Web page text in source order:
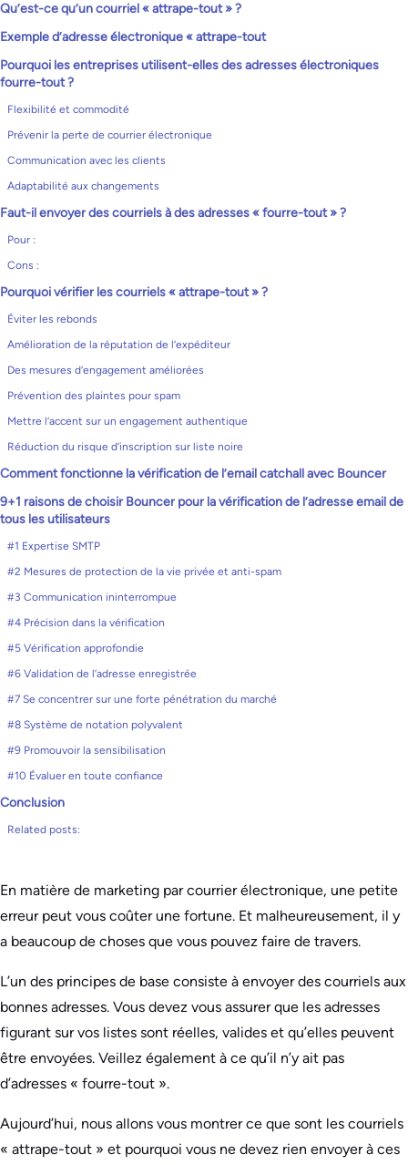
Qu’est-ce qu’un courriel « attrape-tout » ?
Exemple d’adresse électronique « attrape-tout
Pourquoi les entreprises utilisent-elles des adresses électroniques
fourre-tout ?
Flexibilité et commodité
Prévenir la perte de courrier électronique
Communication avec les clients
Adaptabilité aux changements
Faut-il envoyer des courriels à des adresses « fourre-tout » ?
Pour :
Cons :
Pourquoi vérifier les courriels « attrape-tout » ?
Éviter les rebonds
Amélioration de la réputation de l’expéditeur
Des mesures d’engagement améliorées
Prévention des plaintes pour spam
Mettre l’accent sur un engagement authentique
Réduction du risque d’inscription sur liste noire
Comment fonctionne la vérification de l’email catchall avec Bouncer
9+1 raisons de choisir Bouncer pour la vérification de l’adresse email de
tous les utilisateurs
#1 Expertise SMTP
#2 Mesures de protection de la vie privée et anti-spam
#3 Communication ininterrompue
#4 Précision dans la vérification
#5 Vérification approfondie
#6 Validation de l’adresse enregistrée
#7 Se concentrer sur une forte pénétration du marché
#8 Système de notation polyvalent
#9 Promouvoir la sensibilisation
#10 Évaluer en toute confiance
Conclusion
Related posts:
En matière de marketing par courrier électronique, une petite
erreur peut vous coûter une fortune. Et malheureusement, il y
a beaucoup de choses que vous pouvez faire de travers.
L’un des principes de base consiste à envoyer des courriels aux
bonnes adresses. Vous devez vous assurer que les adresses
figurant sur vos listes sont réelles, valides et qu’elles peuvent
être envoyées. Veillez également à ce qu’il n’y ait pas
d’adresses « fourre-tout ».
Aujourd’hui, nous allons vous montrer ce que sont les courriels
« attrape-tout » et pourquoi vous ne devez rien envoyer à ces